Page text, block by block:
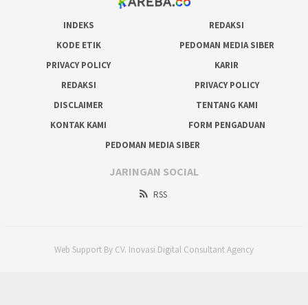
INDEKS
REDAKSI
KODE ETIK
PEDOMAN MEDIA SIBER
PRIVACY POLICY
KARIR
REDAKSI
PRIVACY POLICY
DISCLAIMER
TENTANG KAMI
KONTAK KAMI
FORM PENGADUAN
PEDOMAN MEDIA SIBER
JARINGAN SOCIAL
RSS
Web Support By CV. Inovasi Digital Consultant Agency